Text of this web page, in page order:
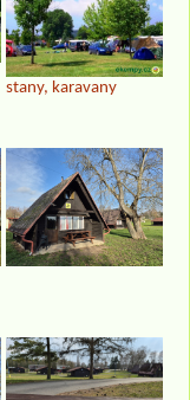
stany, karavany